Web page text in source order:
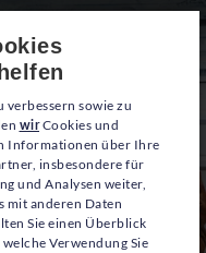
verbessern sowie zu
wirCookies und
Informationen über Ihre
insbesondere für
und Analysen weiter,
mit anderen Daten
Sie einen Überblick
Verwendung Sie
einen